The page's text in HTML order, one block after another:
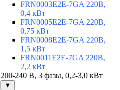
FRN0003E2E-7GA 220В,
0,4 кВт
FRN0005E2E-7GA 220В,
0,75 кВт
FRN0008E2E-7GA 220В,
1,5 кВт
FRN0011E2E-7GA 220В,
2,2 кВт
200-240 В, 3 фазы, 0,2-3,0 кВт
▼